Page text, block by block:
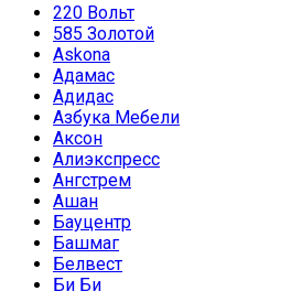
220 Вольт
585 Золотой
Askona
Адамас
Адидас
Азбука Мебели
Аксон
Алиэкспресс
Ангстрем
Ашан
Бауцентр
Башмаг
Белвест
Би Би